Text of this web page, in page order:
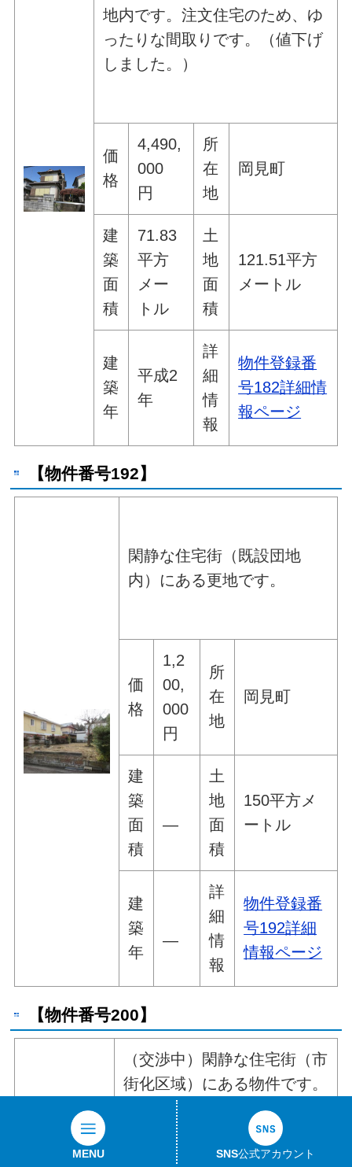
MENU SNS公式アカウント
地内です。注文住宅のため、ゆ
ったりな間取りです。（値下げ
しました。）
価
格
4,490,
000
円
所
在
地
岡見町
建
築
面
積
71.83
平方
メー
トル
土
地
面
積
121.51平方
メートル
建
築
年
平成2
年
詳
細
情
報
物件登録番
号182詳細情
報ページ
【物件番号192】
閑静な住宅街（既設団地
内）にある更地です。
価
格
1,2
00,
000
円
所
在
地
岡見町
建
築
面
積
―
土
地
面
積
150平方メ
ートル
建
築
年
―
詳
細
情
報
物件登録番
号192詳細
情報ページ
【物件番号200】
（交渉中）閑静な住宅街（市
街化区域）にある物件です。
8,000
,000
在
刈谷町4丁
目